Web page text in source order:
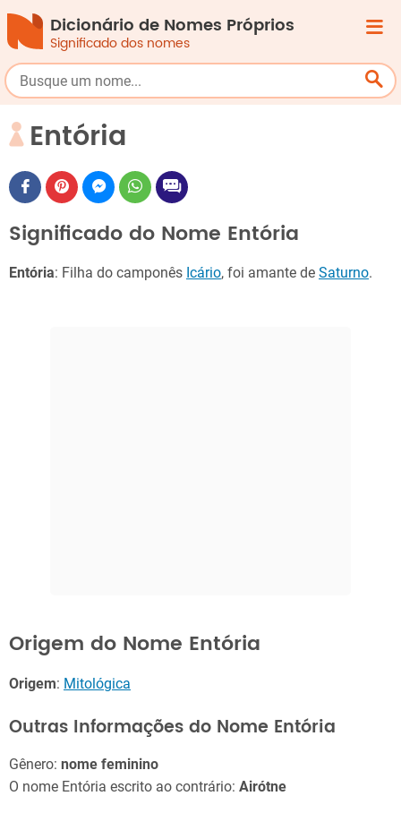
Dicionário de Nomes Próprios
Significado dos nomes
Entória
Significado do Nome Entória
Entória: Filha do camponês Icário, foi amante de Saturno.
Origem do Nome Entória
Origem: Mitológica
Outras Informações do Nome Entória
Gênero: nome feminino
O nome Entória escrito ao contrário: Airótne